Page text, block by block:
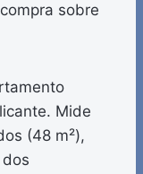
sobre
Mide
(48 m²),